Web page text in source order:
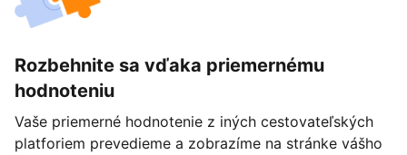
Rozbehnite sa vďaka priemernému
hodnoteniu
Vaše priemerné hodnotenie z iných cestovateľských
platforiem prevedieme a zobrazíme na stránke vášho